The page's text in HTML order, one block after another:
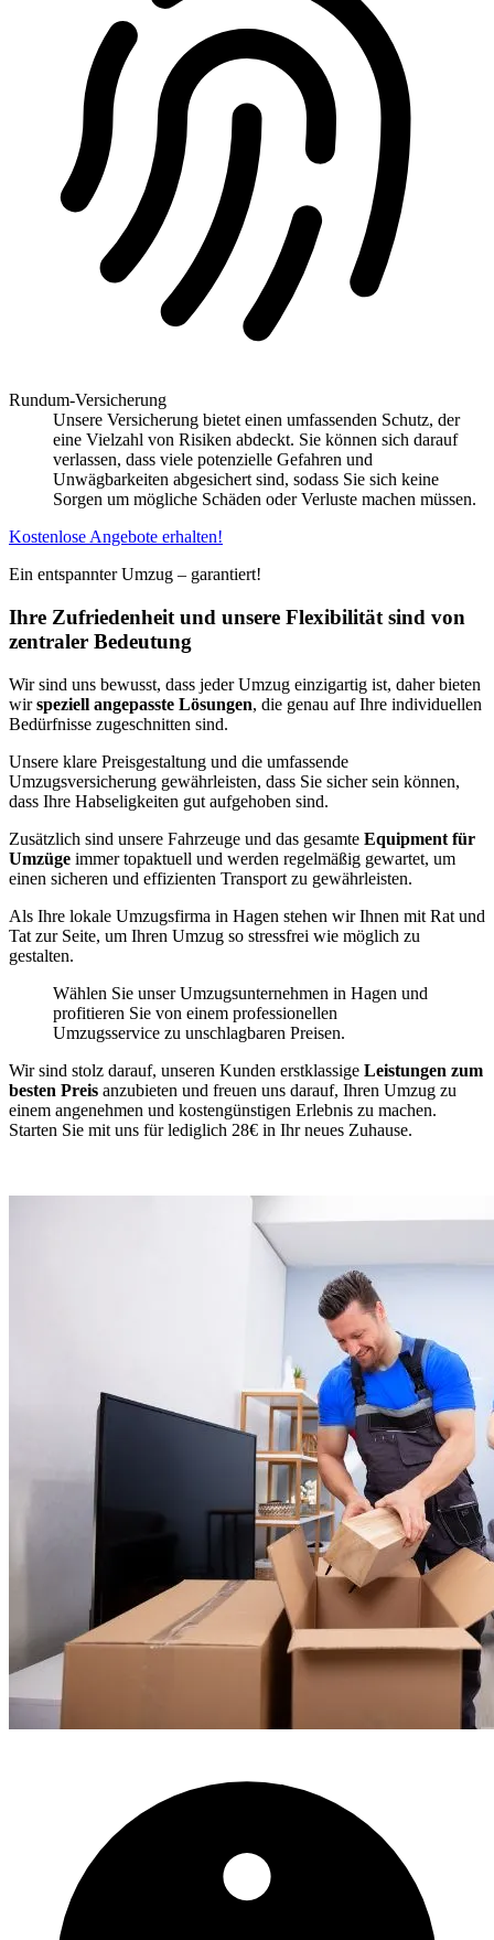
Rundum-Versicherung
Unsere Versicherung bietet einen umfassenden Schutz, der
eine Vielzahl von Risiken abdeckt. Sie können sich darauf
verlassen, dass viele potenzielle Gefahren und
Unwägbarkeiten abgesichert sind, sodass Sie sich keine
Sorgen um mögliche Schäden oder Verluste machen müssen.
Kostenlose Angebote erhalten!
Ein entspannter Umzug – garantiert!
Ihre Zufriedenheit und unsere Flexibilität sind von
zentraler Bedeutung
Wir sind uns bewusst, dass jeder Umzug einzigartig ist, daher bieten
wirspeziell angepasste Lösungen, die genau auf Ihre individuellen
Bedürfnisse zugeschnitten sind.
Unsere klare Preisgestaltung und die umfassende
Umzugsversicherung gewährleisten, dass Sie sicher sein können,
dass Ihre Habseligkeiten gut aufgehoben sind.
Zusätzlich sind unsere Fahrzeuge und das gesamte Equipment für
Umzüge immer topaktuell und werden regelmäßig gewartet, um
einen sicheren und effizienten Transport zu gewährleisten.
Als Ihre lokale Umzugsfirma in Hagen stehen wir Ihnen mit Rat und
Tat zur Seite, um Ihren Umzug so stressfrei wie möglich zu
gestalten.
Wählen Sie unser Umzugsunternehmen in Hagen und
profitieren Sie von einem professionellen
Umzugsservice zu unschlagbaren Preisen.
Wir sind stolz darauf, unseren Kunden erstklassige Leistungen zum
besten Preis anzubieten und freuen uns darauf, Ihren Umzug zu
einem angenehmen und kostengünstigen Erlebnis zu machen.
Starten Sie mit uns für lediglich 28€ in Ihr neues Zuhause.